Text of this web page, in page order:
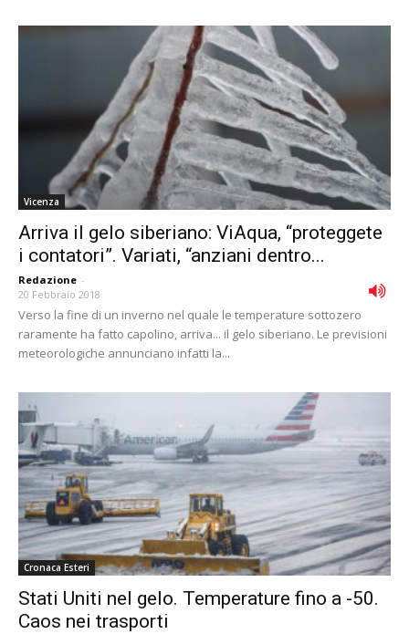
Vicenza
Arriva il gelo siberiano: ViAqua, “proteggete
i contatori”. Variati, “anziani dentro...
Redazione -
20 Febbraio 2018
Verso la fine di un inverno nel quale le temperature sottozero
raramente ha fatto capolino, arriva... il gelo siberiano. Le previsioni
meteorologiche annunciano infatti la...
Cronaca Esteri
Stati Uniti nel gelo. Temperature fino a -50.
Caos nei trasporti